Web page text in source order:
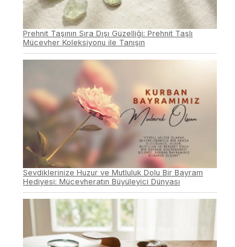
Prehnit Taşının Sıra Dışı Güzelliği: Prehnit Taşlı
Mücevher Koleksiyonu ile Tanışın
Sevdiklerinize Huzur ve Mutluluk Dolu Bir Bayram
Hediyesi: Mücevheratın Büyüleyici Dünyası